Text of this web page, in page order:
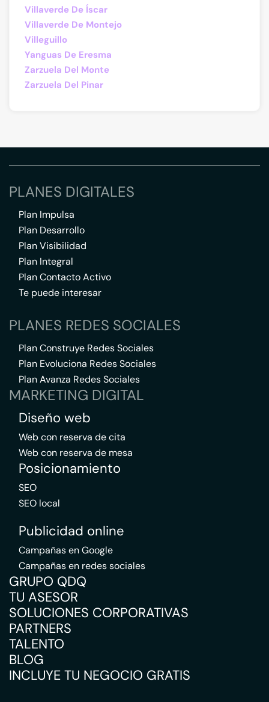
Villaverde De Íscar
Villaverde De Montejo
Villeguillo
Yanguas De Eresma
Zarzuela Del Monte
Zarzuela Del Pinar
PLANES DIGITALES
Plan Impulsa
Plan Desarrollo
Plan Visibilidad
Plan Integral
Plan Contacto Activo
Te puede interesar
PLANES REDES SOCIALES
Plan Construye Redes Sociales
Plan Evoluciona Redes Sociales
Plan Avanza Redes Sociales
MARKETING DIGITAL
Diseño web
Web con reserva de cita
Web con reserva de mesa
Posicionamiento
SEO
SEO local
Publicidad online
Campañas en Google
Campañas en redes sociales
GRUPO QDQ
TU ASESOR
SOLUCIONES CORPORATIVAS
PARTNERS
TALENTO
BLOG
INCLUYE TU NEGOCIO GRATIS